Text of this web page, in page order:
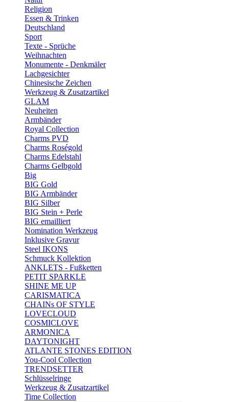
Religion
Essen & Trinken
Deutschland
Sport
Texte - Sprüche
Weihnachten
Monumente - Denkmäler
Lachgesichter
Chinesische Zeichen
Werkzeug & Zusatzartikel
GLAM
Neuheiten
Armbänder
Royal Collection
Charms PVD
Charms Roségold
Charms Edelstahl
Charms Gelbgold
Big
BIG Gold
BIG Armbänder
BIG Silber
BIG Stein + Perle
BIG emailliert
Nomination Werkzeug
Inklusive Gravur
Steel IKONS
Schmuck Kollektion
ANKLETS - Fußketten
PETIT SPARKLE
SHINE ME UP
CARISMATICA
CHAINs OF STYLE
LOVECLOUD
COSMICLOVE
ARMONICA
DAYTONIGHT
ATLANTE STONES EDITION
You-Cool Collection
TRENDSETTER
Schlüsselringe
Werkzeug & Zusatzartikel
Time Collection